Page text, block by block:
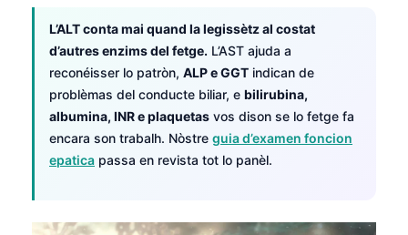
L’ALT conta mai quand la legissètz al costat
d’autres enzims del fetge. L’AST ajuda a
reconéisser lo patròn, ALP e GGT indican de
problèmas del conducte biliar, e bilirubina,
albumina, INR e plaquetas vos dison se lo fetge fa
encara son trabalh. Nòstre guia d’examen foncion
epatica passa en revista tot lo panèl.
Українська
O‘zbekcha
Català
Қазақ тілі
Suomi